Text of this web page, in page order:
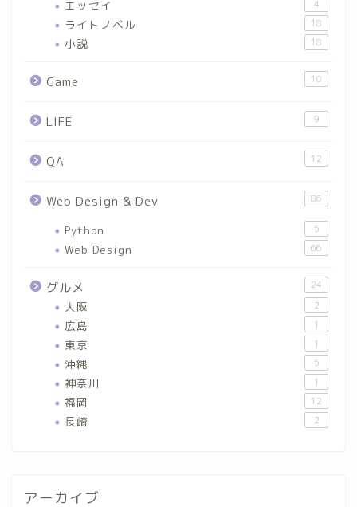
エッセイ 4
ライトノベル 18
小説 18
Game 10
LIFE 9
QA 12
Web Design & Dev 86
Python 5
Web Design 66
グルメ 24
大阪 2
広島 1
東京 1
沖縄 5
神奈川 1
福岡 12
長崎 2
アーカイブ